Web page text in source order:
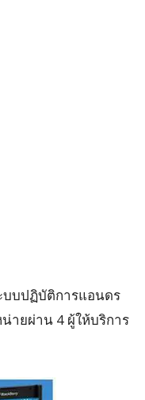
บบปฏิบัติการแอนดร
ายผ่าน 4 ผู้ให้บริการ